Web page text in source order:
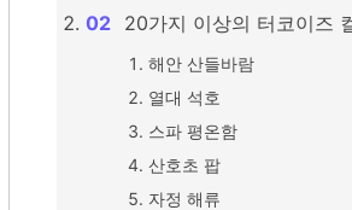
20가지 이상의 터코이즈
해안 산들바람
열대 석호
스파 평온함
산호초 팝
자정 해류